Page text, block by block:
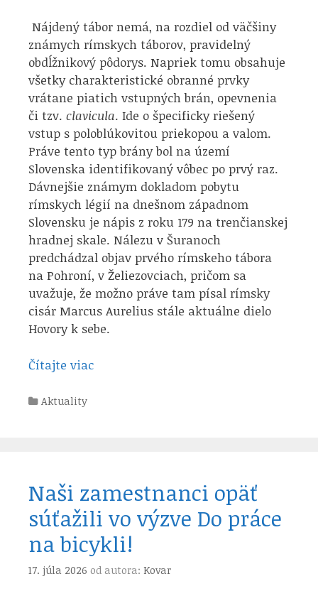
Nájdený tábor nemá, na rozdiel od väčšiny
známych rímskych táborov, pravidelný
obdĺžnikový pôdorys. Napriek tomu obsahuje
všetky charakteristické obranné prvky
vrátane piatich vstupných brán, opevnenia
či tzv. clavicula. Ide o špecificky riešený
vstup s poloblúkovitou priekopou a valom.
Práve tento typ brány bol na území
Slovenska identifikovaný vôbec po prvý raz.
Dávnejšie známym dokladom pobytu
rímskych légií na dnešnom západnom
Slovensku je nápis z roku 179 na trenčianskej
hradnej skale. Nálezu v Šuranoch
predchádzal objav prvého rímskeho tábora
na Pohroní, v Želiezovciach, pričom sa
uvažuje, že možno práve tam písal rímsky
cisár Marcus Aurelius stále aktuálne dielo
Hovory k sebe.
Čítajte viac
Kategórie
Aktuality
Naši zamestnanci opäť
súťažili vo výzve Do práce
na bicykli!
17. júla 2026 od autora: Kovar